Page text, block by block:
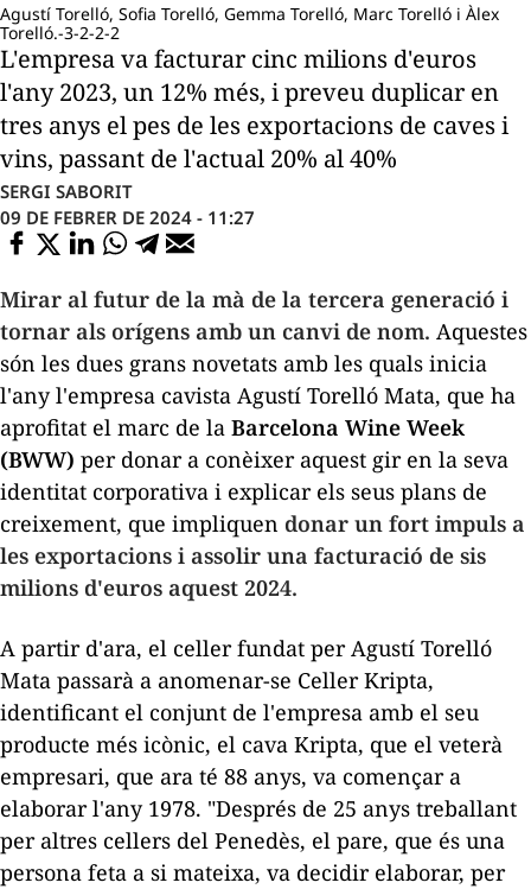
Agustí Torelló, Sofia Torelló, Gemma Torelló, Marc Torelló i Àlex
Torelló.-3-2-2-2
L'empresa va facturar cinc milions d'euros
l'any 2023, un 12% més, i preveu duplicar en
tres anys el pes de les exportacions de caves i
vins, passant de l'actual 20% al 40%
SERGI SABORIT
09 DE FEBRER DE 2024 - 11:27
Mirar al futur de la mà de la tercera generació i
tornar als orígens amb un canvi de nom. Aquestes
són les dues grans novetats amb les quals inicia
l'any l'empresa cavista Agustí Torelló Mata, que ha
aprofitat el marc de la Barcelona Wine Week
(BWW) per donar a conèixer aquest gir en la seva
identitat corporativa i explicar els seus plans de
creixement, que impliquen donar un fort impuls a
les exportacions i assolir una facturació de sis
milions d'euros aquest 2024.
A partir d'ara, el celler fundat per Agustí Torelló
Mata passarà a anomenar-se CellerKripta,
identificant el conjunt de l'empresa amb el seu
producte més icònic, el cava Kripta, que el veterà
empresari, que ara té 88 anys, va començar a
elaborar l'any 1978. "Després de 25 anys treballant
per altres cellers del Penedès, el pare, que és una
persona feta a si mateixa, va decidir elaborar, per